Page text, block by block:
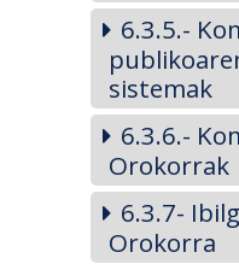
6.3.5.-
sistemak
6.3.6.-
Orokorrak
6.3.7-
Orokorra